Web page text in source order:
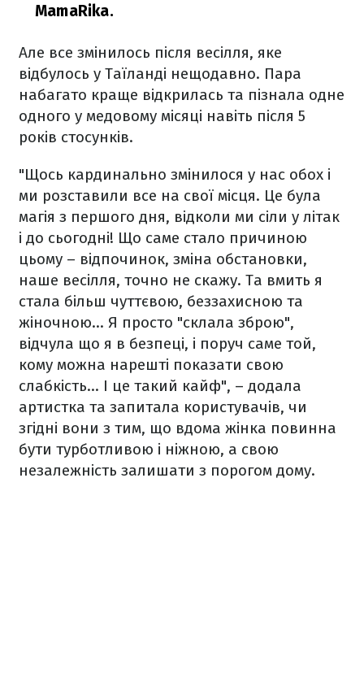
MamaRika.
Але все змінилось після весілля, яке
відбулось у Таїланді нещодавно. Пара
набагато краще відкрилась та пізнала одне
одного у медовому місяці навіть після 5
років стосунків.
"Щось кардинально змінилося у нас обох і
ми розставили все на свої місця. Це була
магія з першого дня, відколи ми сіли у літак
і до сьогодні! Що саме стало причиною
цьому – відпочинок, зміна обстановки,
наше весілля, точно не скажу. Та вмить я
стала більш чуттєвою, беззахисною та
жіночною... Я просто "склала зброю",
відчула що я в безпеці, і поруч саме той,
кому можна нарешті показати свою
слабкість... І це такий кайф", – додала
артистка та запитала користувачів, чи
згідні вони з тим, що вдома жінка повинна
бути турботливою і ніжною, а свою
незалежність залишати з порогом дому.